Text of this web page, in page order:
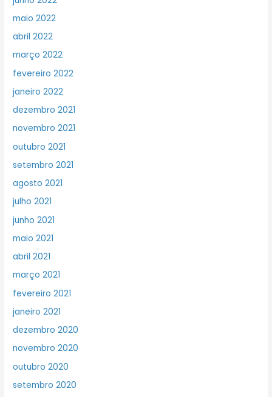
maio 2022
abril 2022
março 2022
fevereiro 2022
janeiro 2022
dezembro 2021
novembro 2021
outubro 2021
setembro 2021
agosto 2021
julho 2021
junho 2021
maio 2021
abril 2021
março 2021
fevereiro 2021
janeiro 2021
dezembro 2020
novembro 2020
outubro 2020
setembro 2020